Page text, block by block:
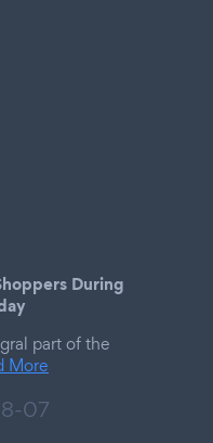
During
part of the
More
07